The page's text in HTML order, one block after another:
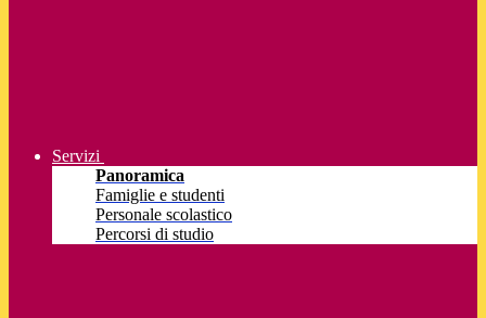
Servizi
Panoramica
Famiglie e studenti
Personale scolastico
Percorsi di studio